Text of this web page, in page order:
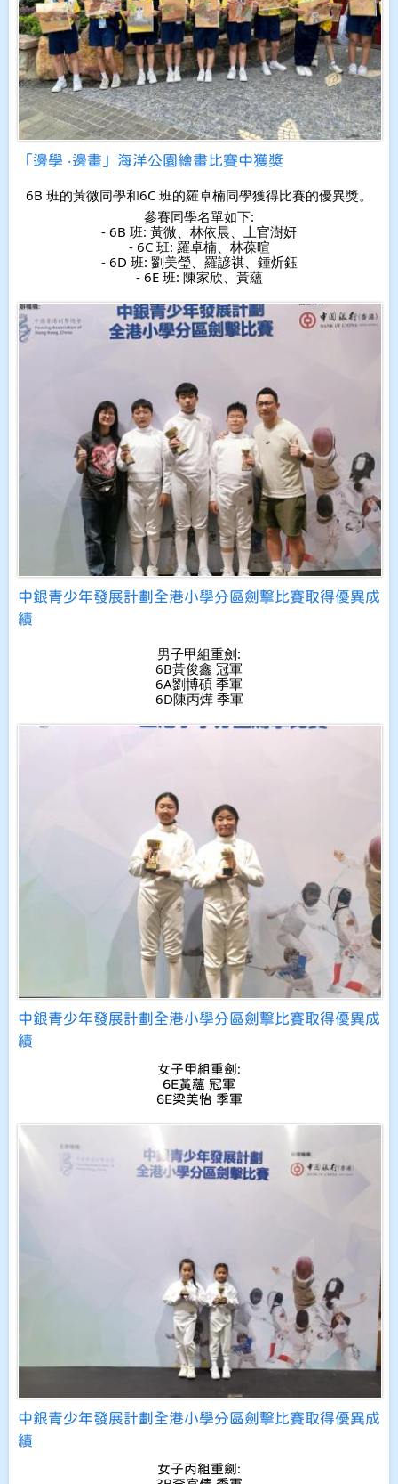
「邊學 ‧邊畫」海洋公園繪畫比賽中獲獎
6B 班的黃微同學和6C 班的羅卓楠同學獲得比賽的優異獎。
參賽同學名單如下:
- 6B 班: 黃微、林依晨、上官澍妍
- 6C 班: 羅卓楠、林葆暄
- 6D 班: 劉美瑩、羅諺祺、鍾炘鈺
- 6E 班: 陳家欣、黃蘊
中銀青少年發展計劃全港小學分區劍擊比賽取得優異成
績
男子甲組重劍:
6B黃俊鑫 冠軍
6A劉博碩 季軍
6D陳丙燁 季軍
中銀青少年發展計劃全港小學分區劍擊比賽取得優異成
績
女子甲組重劍:
6E黃蘊 冠軍
6E梁美怡 季軍
中銀青少年發展計劃全港小學分區劍擊比賽取得優異成
績
女子丙組重劍: